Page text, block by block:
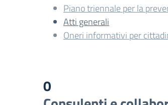
Piano triennale per la
Atti generali
Oneri informativi per
0